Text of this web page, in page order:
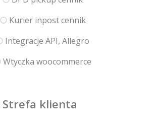
Kurier inpost cennik
Integracje API, Allegro
Wtyczka woocommerce
Strefa klienta